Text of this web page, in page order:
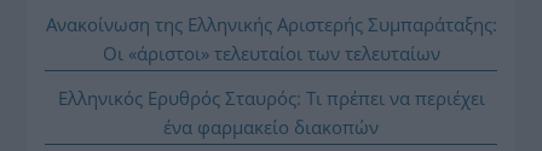
Ανακοίνωση της Ελληνικής Αριστερής Συμπαράταξης:
Οι «άριστοι» τελευταίοι των τελευταίων
Ελληνικός Ερυθρός Σταυρός: Τι πρέπει να περιέχει
ένα φαρμακείο διακοπών